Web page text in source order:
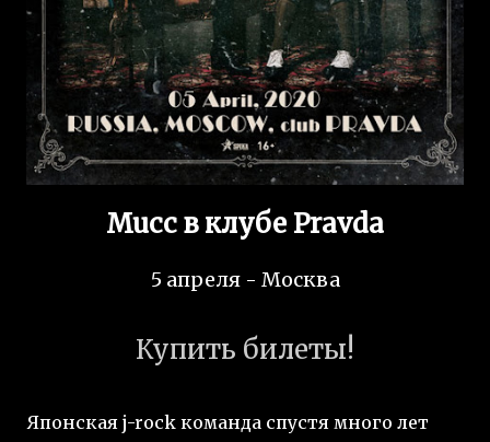
Mucc в клубе Pravda
5 апреля - Москва
Купить билеты!
Японская j-rock команда спустя много лет